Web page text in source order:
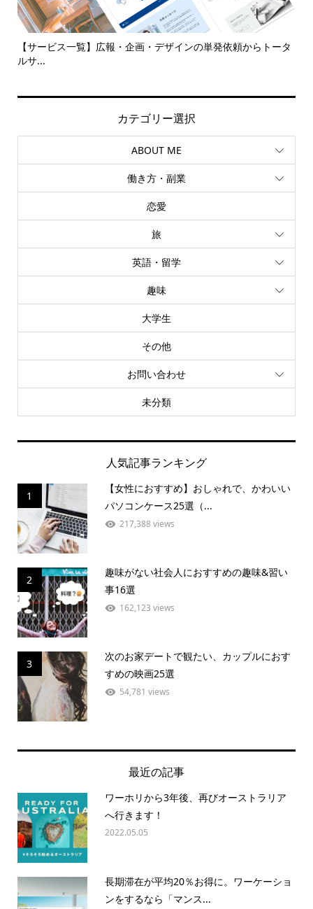
【サービス一覧】広報・企画・デザインの単発依頼からトータ
ルサ...
カテゴリー選択
ABOUT ME
働き方・副業
恋愛
旅
英語・留学
趣味
大学生
その他
お問い合わせ
未分類
人気記事ランキング
1
【女性におすすめ】おしゃれで、かわいい
パソコンケース25選（...
217,388 views
2
趣味がない社会人におすすめの趣味&習い
事16選
162,123 views
3
次のお家デートで観たい、カップルにおす
すめの映画25選
54,781 views
最近の記事
ワーホリから3年後、再びオーストラリア
へ行きます！
2022.05.05
長期滞在が平均20％お得に。ワーケーショ
ンをするなら「マンス...